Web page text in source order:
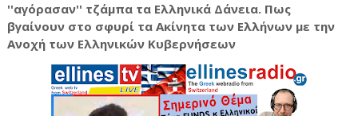
''αγόρασαν'' τζάμπα τα Ελληνικά Δάνεια. Πως
βγαίνουν στο σφυρί τα Ακίνητα των Ελλήνων με την
Ανοχή των Ελληνικών Κυβερνήσεων